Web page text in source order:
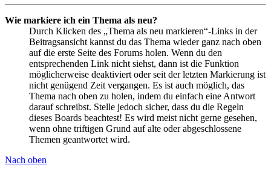
Wie markiere ich ein Thema als neu?
Durch Klicken des „Thema als neu markieren“-Links in der
Beitragsansicht kannst du das Thema wieder ganz nach oben
auf die erste Seite des Forums holen. Wenn du den
entsprechenden Link nicht siehst, dann ist die Funktion
möglicherweise deaktiviert oder seit der letzten Markierung ist
nicht genügend Zeit vergangen. Es ist auch möglich, das
Thema nach oben zu holen, indem du einfach eine Antwort
darauf schreibst. Stelle jedoch sicher, dass du die Regeln
dieses Boards beachtest! Es wird meist nicht gerne gesehen,
wenn ohne triftigen Grund auf alte oder abgeschlossene
Themen geantwortet wird.
Nach oben